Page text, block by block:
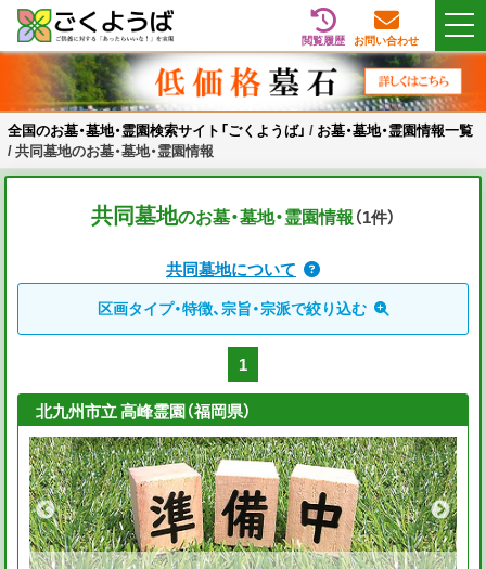
Skip
content
全国のお墓・墓地・霊園検索サイト「ごくようば」
ご供養をもっと身近に
閲覧履歴 お問い合わせ
全国のお墓・墓地・霊園検索サイト「ごくようば」 / お墓・墓地・霊園情報一覧
/共同墓地のお墓・墓地・霊園情報
共同墓地のお墓・墓地・霊園情報（1件）
共同墓地について
区画タイプ・特徴、宗旨・宗派で絞り込む
1
北九州市立 高峰霊園（福岡県）